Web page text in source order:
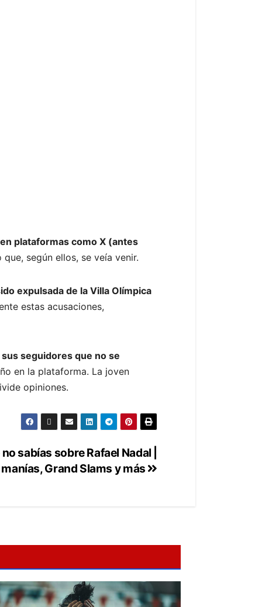
plataformas como X (antes
según ellos, se veía venir.
expulsada de la Villa Olímpica
estas acusaciones,
seguidores que no se
en la plataforma. La joven
opiniones.
sabías sobre Rafael Nadal |
Grand Slams y más